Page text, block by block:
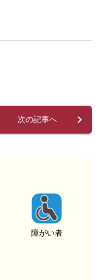
次の記事へ
障がい者